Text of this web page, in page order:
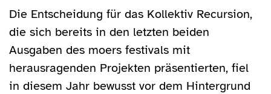
Die Entscheidung für das Kollektiv Recursion,
die sich bereits in den letzten beiden
Ausgaben des moers festivals mit
herausragenden Projekten präsentierten, fiel
in diesem Jahr bewusst vor dem Hintergrund